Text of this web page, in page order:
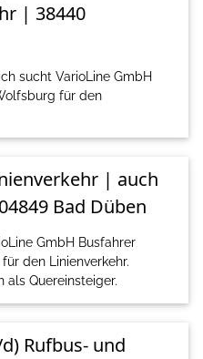
| 38440
sucht VarioLine GmbH
für den
| auch
Bad Düben
GmbH Busfahrer
den Linienverkehr.
als Quereinsteiger.
Rufbus- und